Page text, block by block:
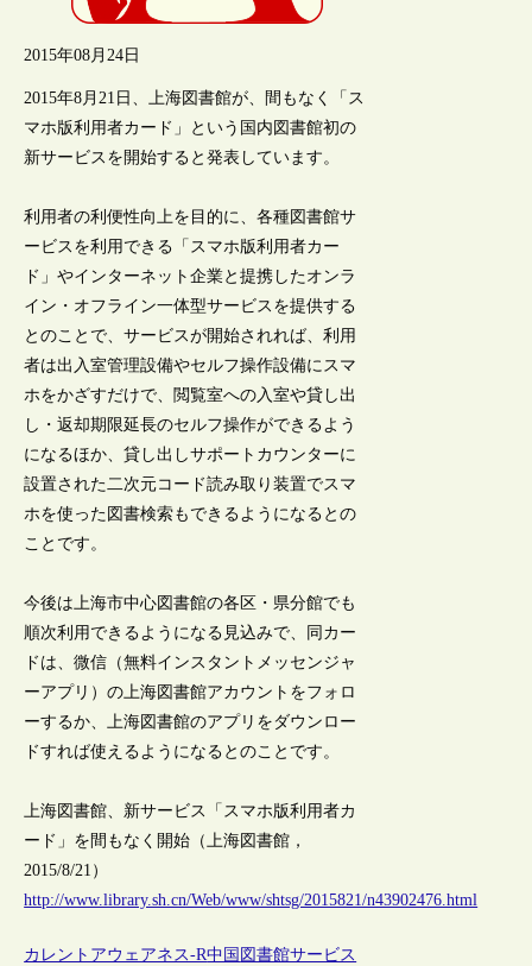
2015年08月24日
2015年8月21日、上海図書館が、間もなく「ス
マホ版利用者カード」という国内図書館初の
新サービスを開始すると発表しています。
利用者の利便性向上を目的に、各種図書館サ
ービスを利用できる「スマホ版利用者カー
ド」やインターネット企業と提携したオンラ
イン・オフライン一体型サービスを提供する
とのことで、サービスが開始されれば、利用
者は出入室管理設備やセルフ操作設備にスマ
ホをかざすだけで、閲覧室への入室や貸し出
し・返却期限延長のセルフ操作ができるよう
になるほか、貸し出しサポートカウンターに
設置された二次元コード読み取り装置でスマ
ホを使った図書検索もできるようになるとの
ことです。
今後は上海市中心図書館の各区・県分館でも
順次利用できるようになる見込みで、同カー
ドは、微信（無料インスタントメッセンジャ
ーアプリ）の上海図書館アカウントをフォロ
ーするか、上海図書館のアプリをダウンロー
ドすれば使えるようになるとのことです。
上海図書館、新サービス「スマホ版利用者カ
ード」を間もなく開始（上海図書館，
2015/8/21）
http://www.library.sh.cn/Web/www/shtsg/2015821/n43902476.html
カレントアウェアネス-R中国 図書館サービス